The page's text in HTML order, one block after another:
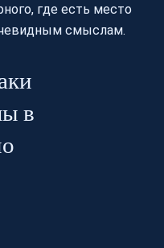
где есть место
смыслам.
в